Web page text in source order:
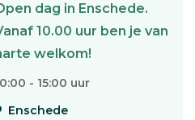
dag in Enschede.
10.00 uur ben je van
welkom!
- 15:00 uur
Enschede